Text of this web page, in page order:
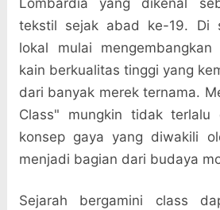
Lombardia yang dikenal
tekstil sejak abad ke-19. Di
lokal mulai
kain berkualitas tinggi yang
dari banyak merek ternama.
Class" mungkin tidak terlalu
konsep gaya yang diwakili
menjadi bagian dari budaya
Sejarah bergamini class